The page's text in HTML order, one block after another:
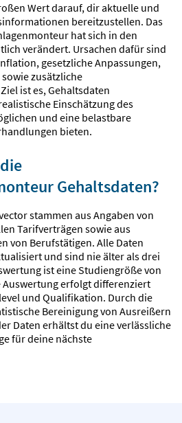
Wert darauf, dir aktuelle und
bereitzustellen. Das
hat sich in den
verändert. Ursachen dafür sind
gesetzliche Anpassungen,
zusätzliche
ist es, Gehaltsdaten
Einschätzung des
und eine belastbare
bieten.
Gehaltsdaten?
stammen aus Angaben von
Tarifverträgen sowie aus
von Berufstätigen. Alle Daten
und sind nie älter als drei
ist eine Studiengröße von
Auswertung erfolgt differenziert
und Qualifikation. Durch die
Bereinigung von Ausreißern
Daten erhältst du eine verlässliche
für deine nächste